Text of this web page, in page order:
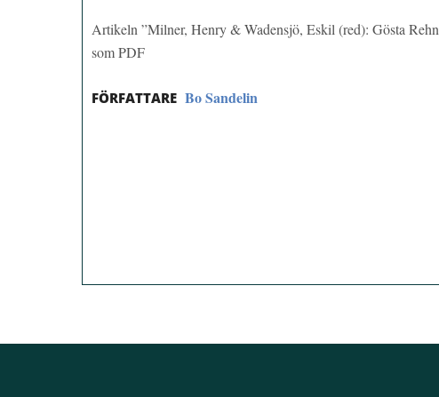
Artikeln ”Milner, Henry & Wadensjö, Eskil (red): Gösta
som PDF
FÖRFATTARE Bo Sandelin